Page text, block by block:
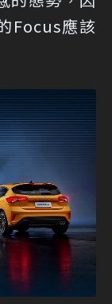
Focus應該